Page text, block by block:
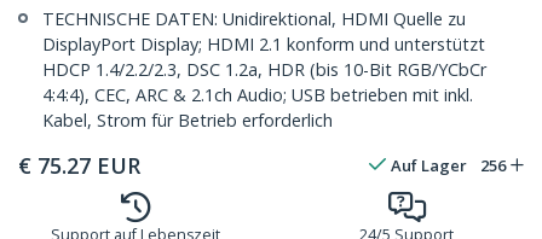
TECHNISCHE DATEN: Unidirektional, HDMI Quelle zu
DisplayPort Display; HDMI 2.1 konform und unterstützt
HDCP 1.4/2.2/2.3, DSC 1.2a, HDR (bis 10-Bit RGB/YCbCr
4:4:4), CEC, ARC & 2.1ch Audio; USB betrieben mit inkl.
Kabel, Strom für Betrieb erforderlich
€ 75.27 EUR Auf Lager 256
Support auf Lebenszeit 24/5 Support